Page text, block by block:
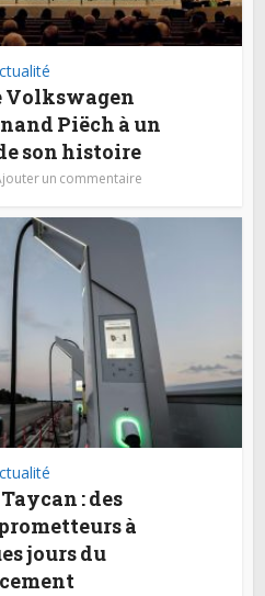
Volkswagen
Piëch à un
son histoire
un commentaire
: des
à
jours du